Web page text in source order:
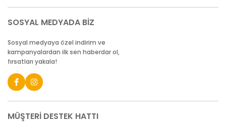
SOSYAL MEDYADA BİZ
Sosyal medyaya özel indirim ve
kampanyalardan ilk sen haberdar ol,
fırsatları yakala!
MÜŞTERİ DESTEK HATTI